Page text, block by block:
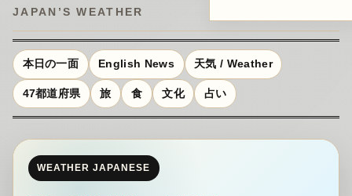
JAPAN’S WEATHER
本日の一面 English News 天気 / Weather
47都道府県 旅 食 文化 占い
WEATHER JAPANESE